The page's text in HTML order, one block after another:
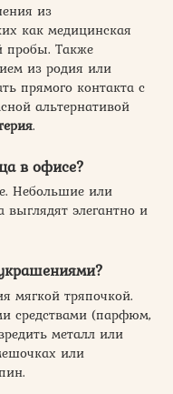
из
как медицинская
пробы. Также
из родия или
прямого контакта с
альтернативой
.
в офисе?
Небольшие или
выглядят элегантно и
мягкой тряпочкой.
средствами (парфюм,
металл или
или